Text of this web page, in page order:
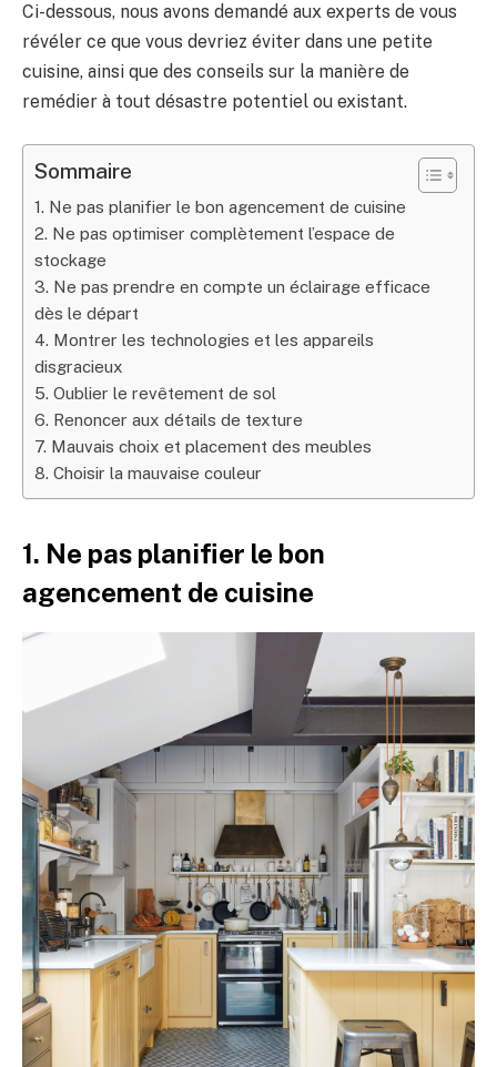
Ci-dessous, nous avons demandé aux experts de vous
révéler ce que vous devriez éviter dans une petite
cuisine, ainsi que des conseils sur la manière de
remédier à tout désastre potentiel ou existant.
Sommaire
1. Ne pas planifier le bon agencement de cuisine
2. Ne pas optimiser complètement l’espace de
stockage
3. Ne pas prendre en compte un éclairage efficace
dès le départ
4. Montrer les technologies et les appareils
disgracieux
5. Oublier le revêtement de sol
6. Renoncer aux détails de texture
7. Mauvais choix et placement des meubles
8. Choisir la mauvaise couleur
1. Ne pas planifier le bon
agencement de cuisine